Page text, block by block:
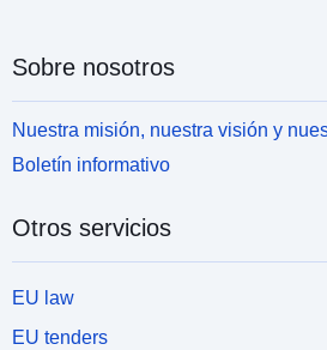
Sobre nosotros
Nuestra misión, nuestra visión y
Boletín informativo
Otros servicios
EU law
EU tenders